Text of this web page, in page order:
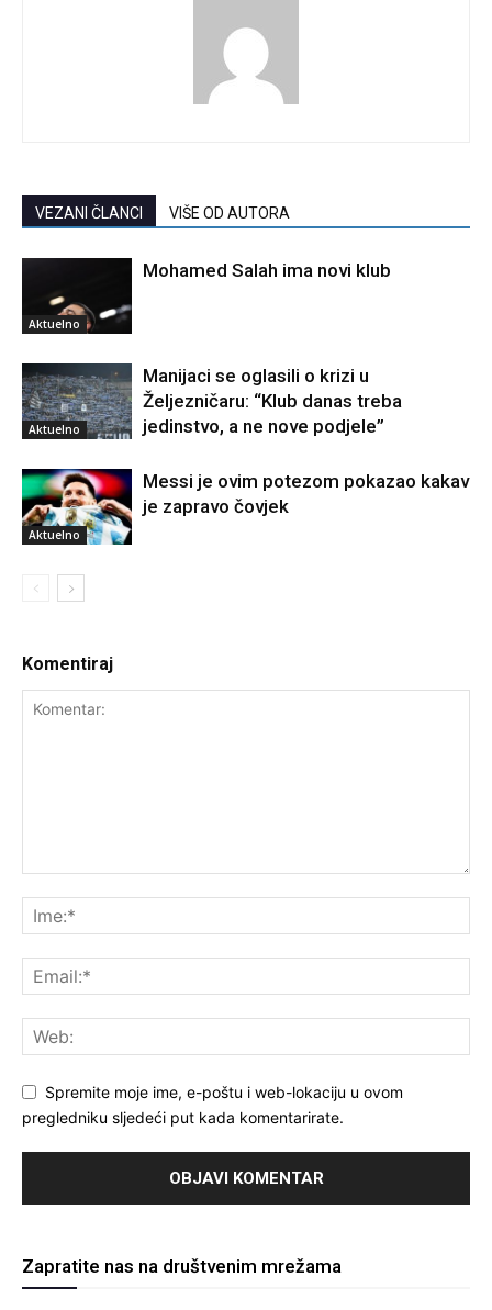
VEZANI ČLANCI VIŠE OD AUTORA
Aktuelno
Mohamed Salah ima novi klub
Aktuelno
Manijaci se oglasili o krizi u
Željezničaru: “Klub danas treba
jedinstvo, a ne nove podjele”
Aktuelno
Messi je ovim potezom pokazao kakav
je zapravo čovjek
Komentiraj
Spremite moje ime, e-poštu i web-lokaciju u ovom
pregledniku sljedeći put kada komentarirate.
Zapratite nas na društvenim mrežama